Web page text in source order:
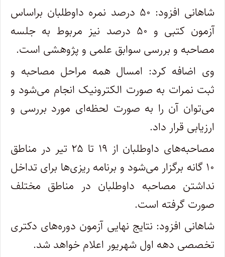
شاهانی افزود:​ ۵۰ درصد نمره داوطلبان براساس
آزمون کتبی و ۵۰ درصد نیز مربوط به جلسه
مصاحبه و بررسی سوابق علمی و پژوهشی است.
وی اضافه کرد: امسال همه مراحل مصاحبه و
ثبت نمرات به صورت الکترونیک انجام می‌شود و
می‌توان آن را به صورت لحظه‌ای مورد بررسی و
ارزیابی قرار داد.
مصاحبه‌های داوطلبان از ۱۹ تا ۲۵ تیر در مناطق
۱۰ گانه برگزار می‌شود و برنامه ریزی‌ها برای تداخل
نداشتن مصاحبه داوطلبان در مناطق مختلف
صورت گرفته است.
شاهانی افزود: نتایج نهایی آزمون دوره‌های دکتری
تخصصی دهه اول شهریور اعلام خواهد شد.